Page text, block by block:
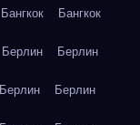
Бангкок Бангкок
Берлин Берлин
Берлин Берлин